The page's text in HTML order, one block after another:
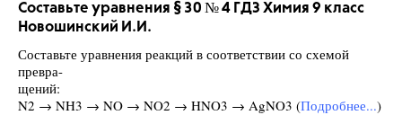
Составьте уравнения § 30 № 4 ГДЗ Химия 9 класс
Новошинский И.И.
Составьте уравнения реакций в соответствии со схемой
превра-
щений:
N2 → NH3 → NO → NO2 → HNO3 → AgNO3 (Подробнее...)